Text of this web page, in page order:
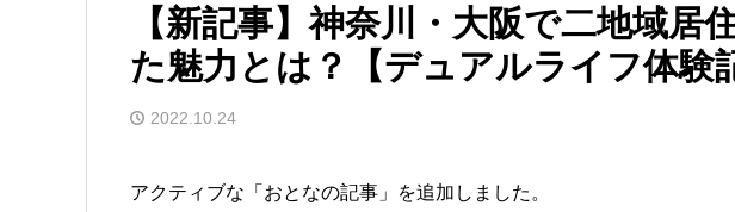
【新記事】神奈川・大阪で二地域居
た魅力とは？【デュアルライフ体験
2022.10.24
アクティブな「おとなの記事」を追加しました。